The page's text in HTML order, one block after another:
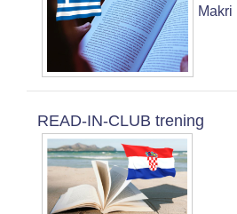
Makri
READ-IN-CLUB trening